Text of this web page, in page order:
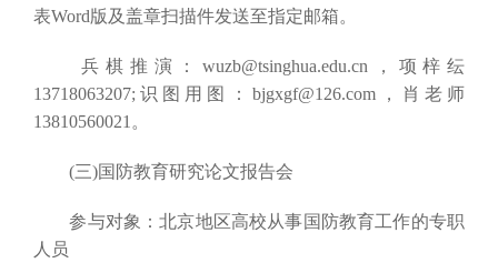
表Word版及盖章扫描件发送至指定邮箱。
兵棋推演：wuzb@tsinghua.edu.cn，项梓纭
13718063207;识图用图：bjgxgf@126.com，肖老师
13810560021。
(三)国防教育研究论文报告会
参与对象：北京地区高校从事国防教育工作的专职
人员